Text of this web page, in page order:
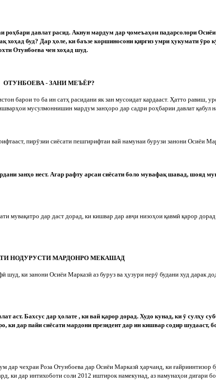
роҳбари давлат расид. Акнун мардум дар ҷомеъаҳои падарсолори
хоҳад буд? Дар ҳоле, ки баъзе коршиносони қирғиз умри ҳукумати ӯро к
Отунбоева чен хоҳад шуд.
ОТУНБОЕВА - ЗАНИ МЕЪЁР?
барои то ба ин сатҳ расидани як зан мусоидат кардааст. Ҳатто равиш,
мусулмоннишин мардум занҳоро дар садри роҳбарии давлат қабул
пирӯзии сиёсати пешгирифтаи вай намунаи бурузи занони Осиёи
рдани занҳо нест. Агар рафту арсаи сиёсати боло мувафақ шавад, шояд
мувақатро дар даст дорад, ки кишвар дар авҷи низоҳои қавмӣ қарор
НОДУРУСТИ МАРДОНРО МЕКАШАД
ӣ шуд, ки занони Осиёи Марказӣ аз буруз ва ҳузури нерӯ будани худ дарак
аст. Бахсус дар ҳолате , ки вай қарор дорад. Худо кунад, киӯ сулҳу
ки дар пайи сиёсати мардони президент дар ин кишвар содир
дар чеҳраи Роза Отунбоева дар Осиёи Марказӣ ҳарчанд, ки ғайриинтизор
ки дар интихоботи соли 2012 иштирок намекунад, аз намунаҳои дигари